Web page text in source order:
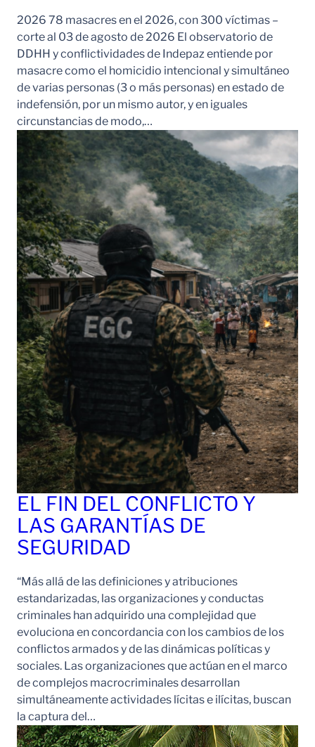
2026 78 masacres en el 2026, con 300 víctimas –
corte al 03 de agosto de 2026 El observatorio de
DDHH y conflictividades de Indepaz entiende por
masacre como el homicidio intencional y simultáneo
de varias personas (3 o más personas) en estado de
indefensión, por un mismo autor, y en iguales
circunstancias de modo,…
EL FIN DEL CONFLICTO Y
LAS GARANTÍAS DE
SEGURIDAD
“Más allá de las definiciones y atribuciones
estandarizadas, las organizaciones y conductas
criminales han adquirido una complejidad que
evoluciona en concordancia con los cambios de los
conflictos armados y de las dinámicas políticas y
sociales. Las organizaciones que actúan en el marco
de complejos macrocriminales desarrollan
simultáneamente actividades lícitas e ilícitas, buscan
la captura del…